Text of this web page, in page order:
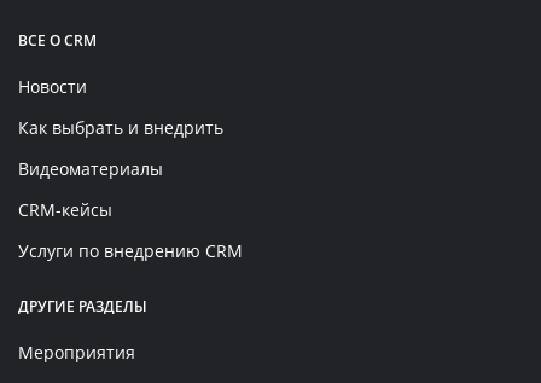
ВСЕ О CRM
Новости
Как выбрать и внедрить
Видеоматериалы
CRM-кейсы
Услуги по внедрению CRM
ДРУГИЕ РАЗДЕЛЫ
Мероприятия